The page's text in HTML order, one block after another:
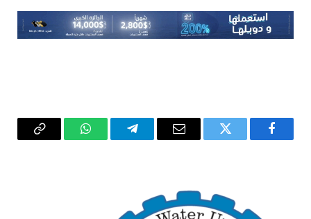
فيسبوك تويتر
البريد
تيلقرام واتساب Copy